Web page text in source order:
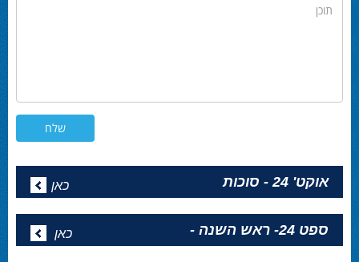
תוכן
אוקט' 24 - סוכות כאן
ספט 24- ראש השנה - כאן